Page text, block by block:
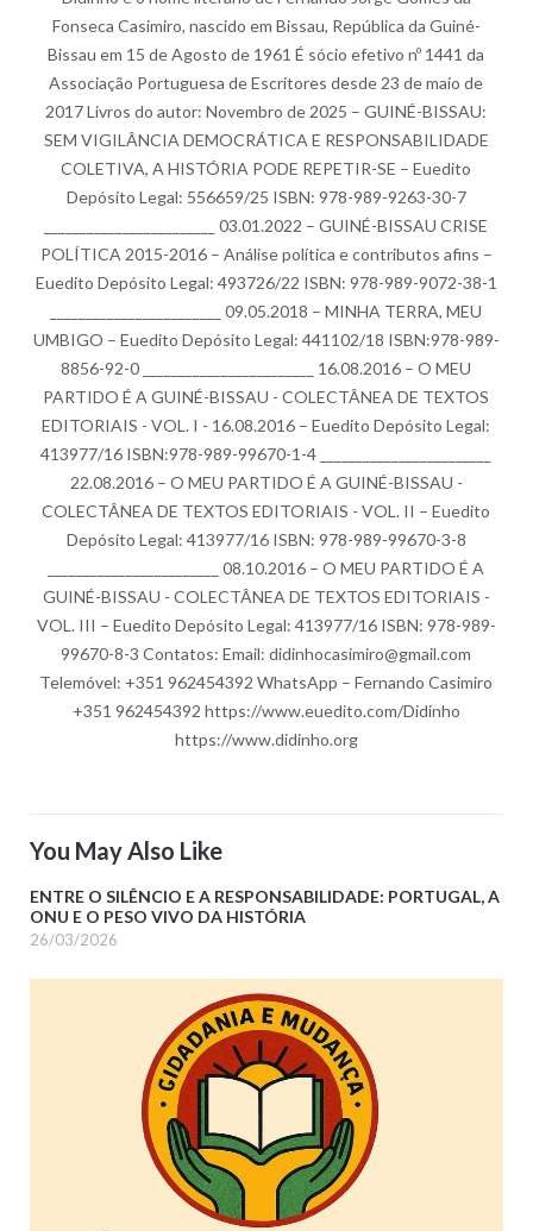
Fonseca Casimiro, nascido em Bissau, República da Guiné-
Bissau em 15 de Agosto de 1961 É sócio efetivo nº 1441 da
Associação Portuguesa de Escritores desde 23 de maio de
2017 Livros do autor: Novembro de 2025 – GUINÉ-BISSAU:
SEM VIGILÂNCIA DEMOCRÁTICA E RESPONSABILIDADE
COLETIVA, A HISTÓRIA PODE REPETIR-SE – Euedito
Depósito Legal: 556659/25 ISBN: 978-989-9263-30-7
________________________ 03.01.2022 – GUINÉ-BISSAU CRISE
POLÍTICA 2015-2016 – Análise política e contributos afins –
Euedito Depósito Legal: 493726/22 ISBN: 978-989-9072-38-1
________________________ 09.05.2018 – MINHA TERRA, MEU
UMBIGO – Euedito Depósito Legal: 441102/18 ISBN:978-989-
8856-92-0 ________________________ 16.08.2016 – O MEU
PARTIDO É A GUINÉ-BISSAU - COLECTÂNEA DE TEXTOS
EDITORIAIS - VOL. I - 16.08.2016 – Euedito Depósito Legal:
413977/16 ISBN:978-989-99670-1-4 ________________________
22.08.2016 – O MEU PARTIDO É A GUINÉ-BISSAU -
COLECTÂNEA DE TEXTOS EDITORIAIS - VOL. II – Euedito
Depósito Legal: 413977/16 ISBN: 978-989-99670-3-8
________________________ 08.10.2016 – O MEU PARTIDO É A
GUINÉ-BISSAU - COLECTÂNEA DE TEXTOS EDITORIAIS -
VOL. III – Euedito Depósito Legal: 413977/16 ISBN: 978-989-
99670-8-3 Contatos: Email: didinhocasimiro@gmail.com
Telemóvel: +351 962454392 WhatsApp – Fernando Casimiro
+351 962454392 https://www.euedito.com/Didinho
https://www.didinho.org
You May Also Like
ENTRE O SILÊNCIO E A RESPONSABILIDADE: PORTUGAL, A
ONU E O PESO VIVO DA HISTÓRIA
26/03/2026